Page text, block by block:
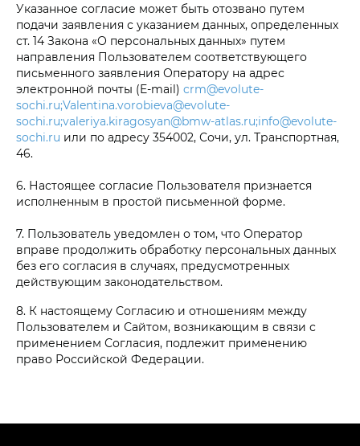
Указанное согласие может быть отозвано путем
подачи заявления с указанием данных, определенных
ст. 14 Закона «О персональных данных» путем
направления Пользователем соответствующего
письменного заявления Оператору на адрес
электронной почты (E-mail) crm@evolute-
sochi.ru;Valentina.vorobieva@evolute-
sochi.ru;valeriya.kiragosyan@bmw-atlas.ru;info@evolute-
sochi.ru или по адресу 354002, Сочи, ул. Транспортная,
46.
6. Настоящее согласие Пользователя признается
исполненным в простой письменной форме.
7. Пользователь уведомлен о том, что Оператор
вправе продолжить обработку персональных данных
без его согласия в случаях, предусмотренных
действующим законодательством.
8. К настоящему Согласию и отношениям между
Пользователем и Сайтом, возникающим в связи с
применением Согласия, подлежит применению
право Российской Федерации.